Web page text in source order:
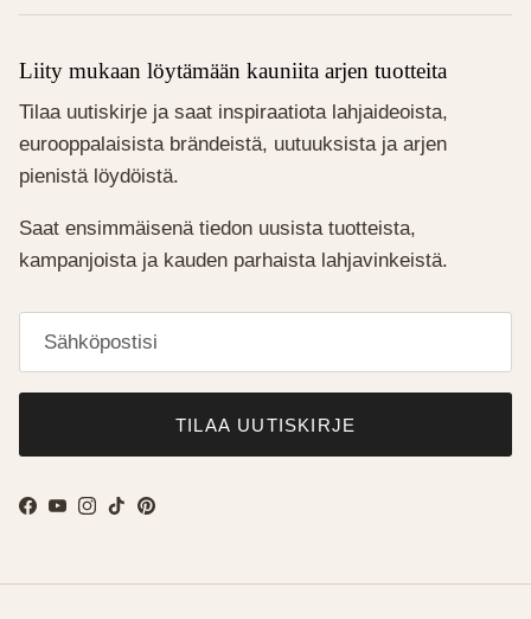
Liity mukaan löytämään kauniita arjen tuotteita
Tilaa uutiskirje ja saat inspiraatiota lahjaideoista,
eurooppalaisista brändeistä, uutuuksista ja arjen
pienistä löydöistä.
Saat ensimmäisenä tiedon uusista tuotteista,
kampanjoista ja kauden parhaista lahjavinkeistä.
TILAA UUTISKIRJE
Facebook
YouTube
Instagram
TikTokPinterest